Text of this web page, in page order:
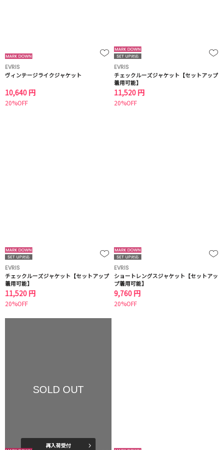
EVRIS
ヴィンテージライクジャケット
10,640 円
20%OFF
EVRIS
チェックルーズジャケット【セットアップ
着用可能】
11,520 円
20%OFF
EVRIS
チェックルーズジャケット【セットアップ
着用可能】
11,520 円
20%OFF
EVRIS
ショートレングスジャケット【セットアッ
プ着用可能】
9,760 円
20%OFF
SOLD OUT
再入荷受付